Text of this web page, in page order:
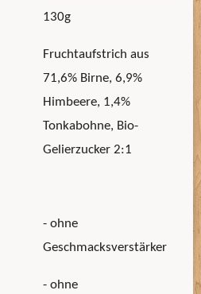
130g
Fruchtaufstrich aus
71,6% Birne, 6,9%
Himbeere, 1,4%
Tonkabohne, Bio-
Gelierzucker 2:1
- ohne
Geschmacksverstärker
- ohne